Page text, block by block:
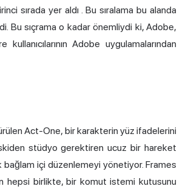
sırada yer aldı. Bu sıralama bu alanda
Bu sıçrama o kadar önemliydi ki, Adobe,
Adobe uygulamalarından
Act-One, bir karakterin yüz ifadelerini
stüdyo gerektiren ucuz bir hareket
içi düzenlemeyi yönetiyor. Frames
hepsi birlikte, bir komut istemi kutusunu